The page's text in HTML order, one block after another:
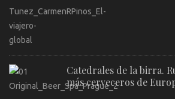
Catedrales de la birra.
más cerveceros de